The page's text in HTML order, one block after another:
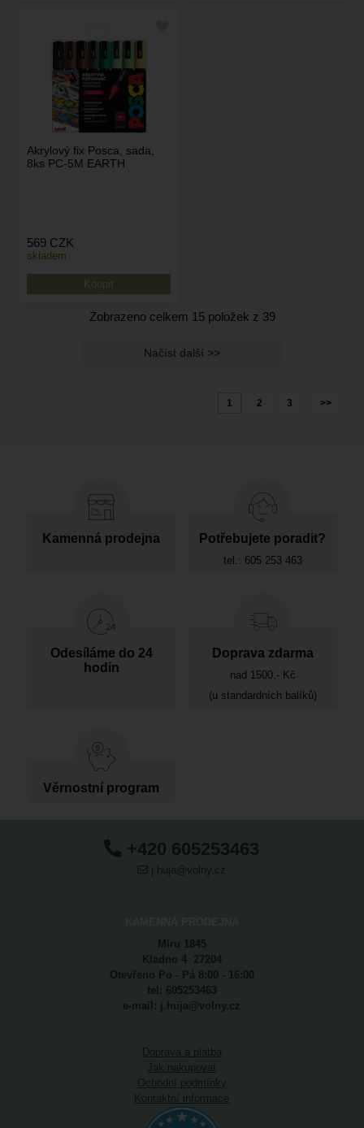
Akrylový fix Posca, sada,
8ks PC-5M EARTH
skladem
569 CZK
Zobrazeno celkem 15položek z 39
1 2 3 >>
Kamenná prodejna Potřebujete poradit?
tel.: 605 253 463
Odesíláme do 24
hodin
Doprava zdarma
nad 1500,- Kč
(u standardních balíků)
Věrnostní program
+420 605253463
j.huja@volny.cz
Míru 1845
Kladno 4 27204
Otevřeno Po - Pá 8:00 - 16:00
tel: 605253463
e-mail: j.huja@volny.cz
Doprava a platba
Jak nakupovat
Ochodní podmínky
Kontaktní informace